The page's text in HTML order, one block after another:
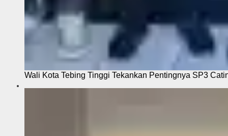
Wali Kota Tebing Tinggi Tekankan Pentingnya SP3